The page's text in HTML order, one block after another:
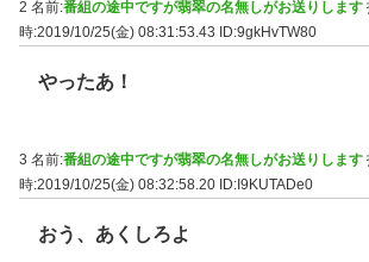
2 名前:番組の途中ですが翡翠の名無しがお送りします
時:2019/10/25(金) 08:31:53.43 ID:9gkHvTW80
やったあ！
3 名前:番組の途中ですが翡翠の名無しがお送りします
時:2019/10/25(金) 08:32:58.20 ID:I9KUTADe0
おう、あくしろよ